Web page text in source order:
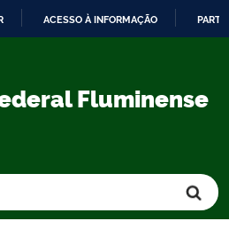
CONTEÚDO
ACESSO À INFORMAÇÃO
Fluminense